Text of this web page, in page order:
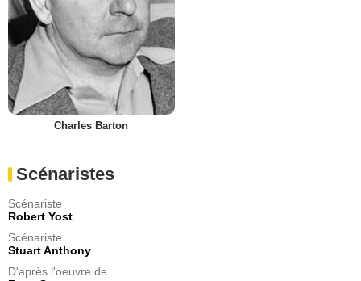
Charles Barton
Scénaristes
Scénariste
Robert Yost
Scénariste
Stuart Anthony
D'après l'oeuvre de